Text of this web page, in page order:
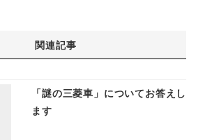
関連記事
「謎の三菱車」についてお答えし
ます